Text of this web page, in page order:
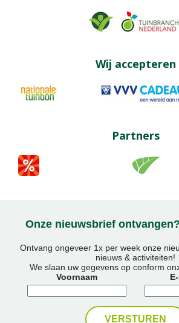
Wij accepteren
Partners
Onze nieuwsbrief
Ontvang ongeveer 1x per week onze
nieuws & activiteiten!
We slaan uw gegevens op conform
Voornaam